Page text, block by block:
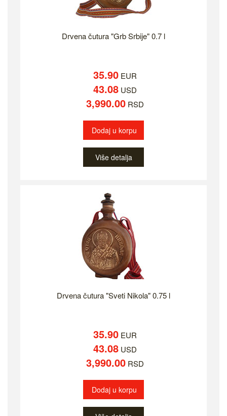
Drvena čutura "Grb Srbije" 0.7 l
35.90EUR
43.08USD
3,990.00RSD
Dodaj u korpu
Više detalja
Drvena čutura "Sveti Nikola" 0.75 l
35.90EUR
43.08USD
3,990.00RSD
Dodaj u korpu